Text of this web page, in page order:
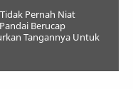
Pernah Niat
Berucap
Tangannya Untuk